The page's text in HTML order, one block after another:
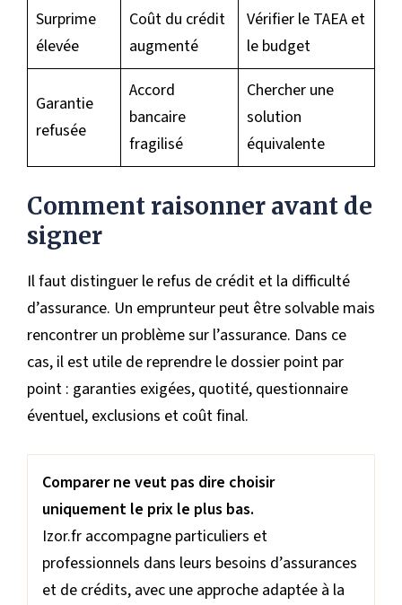
Surprime
élevée
Coût du crédit
augmenté
Vérifier le TAEA et
le budget
Garantie
refusée
Accord
bancaire
fragilisé
Chercher une
solution
équivalente
Comment raisonner avant de
signer
Il faut distinguer le refus de crédit et la difficulté
d’assurance. Un emprunteur peut être solvable mais
rencontrer un problème sur l’assurance. Dans ce
cas, il est utile de reprendre le dossier point par
point : garanties exigées, quotité, questionnaire
éventuel, exclusions et coût final.
Comparer ne veut pas dire choisir
uniquement le prix le plus bas.
Izor.fr accompagne particuliers et
professionnels dans leurs besoins d’assurances
et de crédits, avec une approche adaptée à la